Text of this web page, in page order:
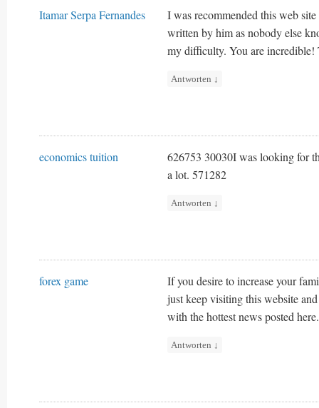
Itamar Serpa Fernandes
I was recommended this web
written by him as nobody else
my difficulty. You are incredible!
Antworten ↓
economics tuition
626753 30030I was looking for
a lot. 571282
Antworten ↓
forex game
If you desire to increase your
just keep visiting this website
with the hottest news posted here.
Antworten ↓